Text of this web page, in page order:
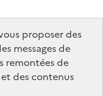
proposer des
messages de
remontées de
des contenus